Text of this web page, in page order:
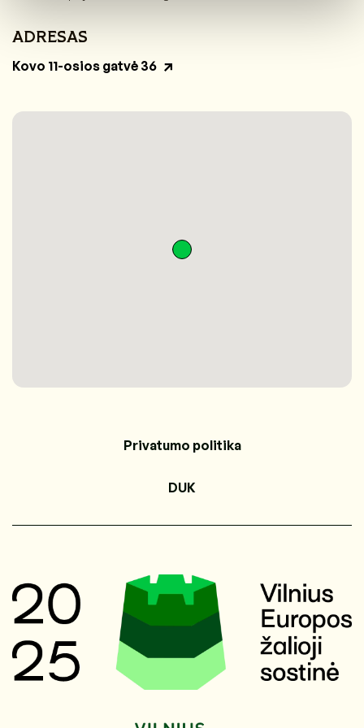
ADRESAS
Kovo 11-osios gatvė 36
Privatumo politika
DUK